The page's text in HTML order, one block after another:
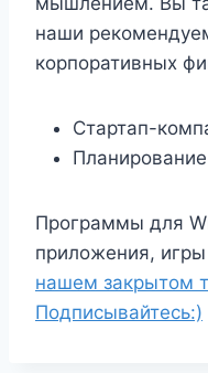
наши
корпоративных
Стартап-
Программы для
приложения,
нашем закрытом
Подписывайтесь:)